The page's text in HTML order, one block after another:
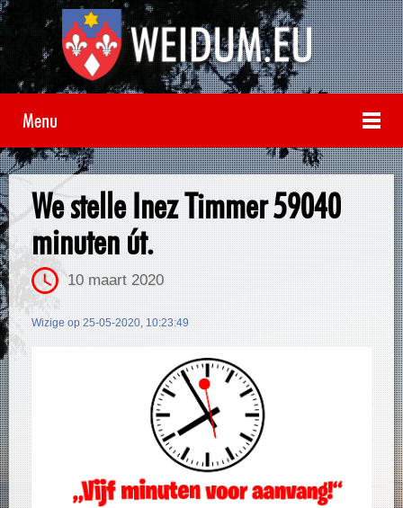
Menu
We stelle Inez Timmer 59040
minuten út.
10 maart 2020
Wizige op 25-05-2020, 10:23:49